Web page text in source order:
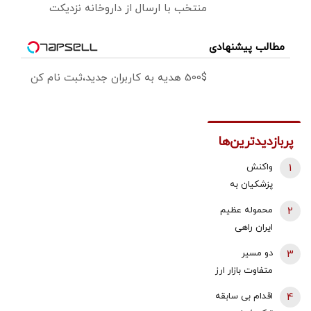
منتخب با ارسال از داروخانه نزدیکت
مطالب پیشنهادی
500$ هدیه به کاربران جدید،ثبت نام کن
پربازدیدترین‌ها
واکنش
پزشکیان به
دبیری شعام/
استعفا تایید
شد؟
1
محموله عظیم
ایران راهی
2
دو مسیر
متفاوت بازار ارز
یک‌کاناله دلار
3
اقدام بی سابقه
4